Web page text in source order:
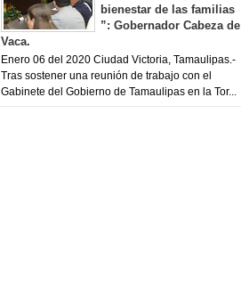
bienestar de las familias
”: Gobernador Cabeza de
Vaca.
Enero 06 del 2020 Ciudad Victoria, Tamaulipas.-
Tras sostener una reunión de trabajo con el
Gabinete del Gobierno de Tamaulipas en la Tor...